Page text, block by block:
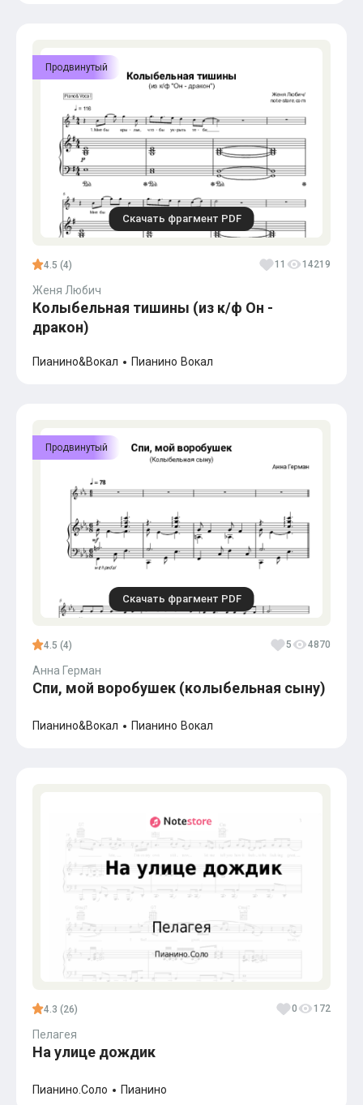
Продвинутый
Скачать фрагмент PDF
4.5 (4) 11 14219
Женя Любич
Колыбельная тишины (из к/ф Он -
дракон)
Пианино&Вокал Пианино Вокал
Продвинутый
Скачать фрагмент PDF
4.5 (4) 5 4870
Анна Герман
Спи, мой воробушек (колыбельная сыну)
Пианино&Вокал Пианино Вокал
4.3 (26) 0 172
Пелагея
На улице дождик
Пианино.Соло Пианино